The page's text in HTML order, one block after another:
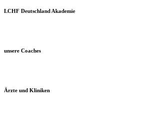
LCHF Deutschland Akademie
unsere Coaches
Ärzte und Kliniken